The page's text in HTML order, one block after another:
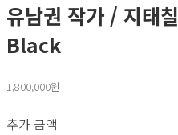
유남권 작가 / 지태
Black
1,800,000원
추가 금액